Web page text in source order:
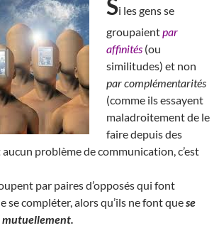
Si les gens se
groupaientpar
affinités (ou
similitudes) et non
par complémentarités
(comme ils essayent
maladroitement de le
faire depuis des
aucun problème de communication, c’est
par paires d’opposés qui font
se compléter, alors qu’ils ne font quese
mutuellement.